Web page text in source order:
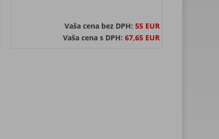
Vaša cena bez DPH: 55 EUR
Vaša cena s DPH: 67,65 EUR